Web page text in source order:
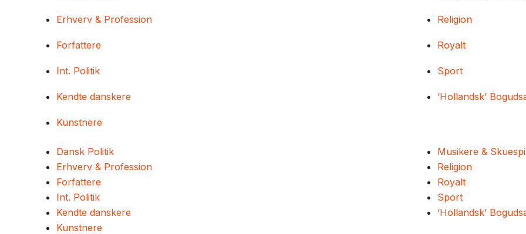
Erhverv & Profession
Forfattere
Int. Politik
Kendte danskere
Kunstnere
Religion
Royalt
Sport
‘Hollandsk’
Dansk Politik
Erhverv & Profession
Forfattere
Int. Politik
Kendte danskere
Kunstnere
Musikere &
Religion
Royalt
Sport
‘Hollandsk’